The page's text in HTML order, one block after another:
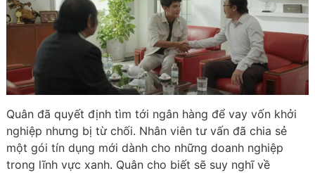
Quân đã quyết định tìm tới ngân hàng để vay vốn khởi
nghiệp nhưng bị từ chối. Nhân viên tư vấn đã chia sẻ
một gói tín dụng mới dành cho những doanh nghiệp
trong lĩnh vực xanh. Quân cho biết sẽ suy nghĩ về